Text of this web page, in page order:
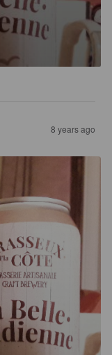
8 years ago